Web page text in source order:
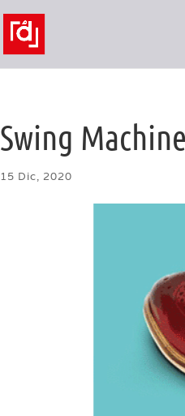
Swing
15 Dic, 2020